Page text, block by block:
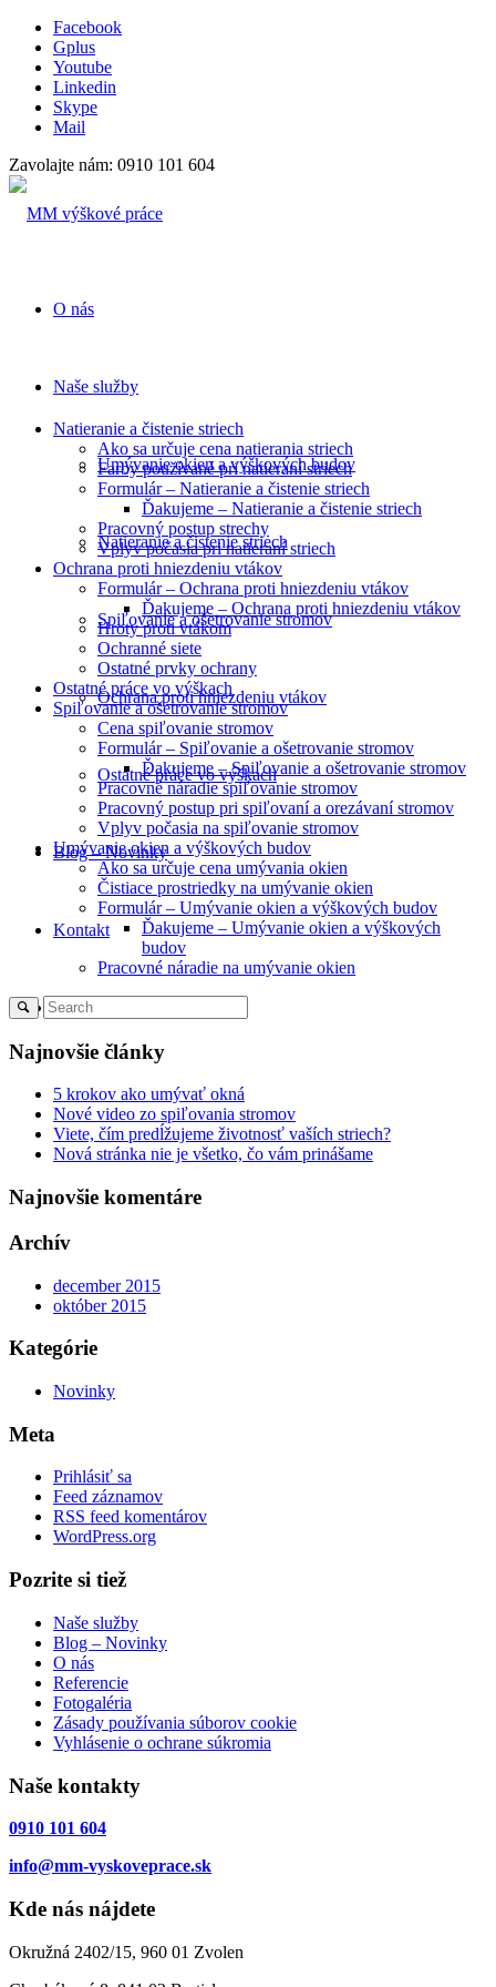
Facebook
Gplus
Youtube
Linkedin
Skype
Mail
Zavolajte nám: 0910 101 604
O nás
Naše služby
Umývanie okien a výškových budov
Natieranie a čistenie striech
Spiľovanie a ošetrovanie stromov
Ochrana proti hniezdeniu vtákov
Ostatné práce vo výškach
Blog – Novinky
Kontakt
Menu
Natieranie a čistenie striech
Ako sa určuje cena natierania striech
Farby používané pri natieraní striech
Formulár – Natieranie a čistenie striech
Ďakujeme – Natieranie a čistenie striech
Pracovný postup strechy
Vplyv počasia pri natieraní striech
Ochrana proti hniezdeniu vtákov
Formulár – Ochrana proti hniezdeniu vtákov
Ďakujeme – Ochrana proti hniezdeniu vtákov
Hroty proti vtákom
Ochranné siete
Ostatné prvky ochrany
Ostatné práce vo výškach
Spiľovanie a ošetrovanie stromov
Cena spiľovanie stromov
Formulár – Spiľovanie a ošetrovanie stromov
Ďakujeme – Spiľovanie a ošetrovanie stromov
Pracovné náradie spiľovanie stromov
Pracovný postup pri spiľovaní a orezávaní stromov
Vplyv počasia na spiľovanie stromov
Umývanie okien a výškových budov
Ako sa určuje cena umývania okien
Čistiace prostriedky na umývanie okien
Formulár – Umývanie okien a výškových budov
Ďakujeme – Umývanie okien a výškových
budov
Pracovné náradie na umývanie okien
Najnovšie články
5 krokov ako umývať okná
Nové video zo spiľovania stromov
Viete, čím predĺžujeme životnosť vaších striech?
Nová stránka nie je všetko, čo vám prinášame
Najnovšie komentáre
Archív
december 2015
október 2015
Kategórie
Novinky
Meta
Prihlásiť sa
Feed záznamov
RSS feed komentárov
WordPress.org
Pozrite si tiež
Naše služby
Blog – Novinky
O nás
Referencie
Fotogaléria
Zásady používania súborov cookie
Vyhlásenie o ochrane súkromia
Naše kontakty
0910 101 604
info@mm-vyskoveprace.sk
Kde nás nájdete
Okružná 2402/15, 960 01 Zvolen